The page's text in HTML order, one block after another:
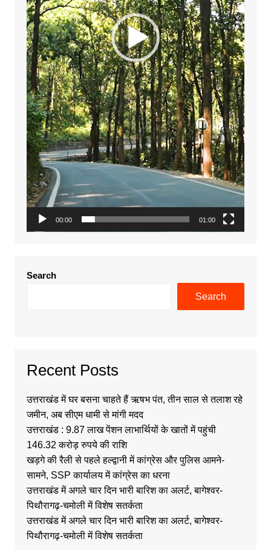
00:00 01:00
Search
Search
Recent Posts
उत्तराखंड में घर बसना चाहते हैं ऋषभ पंत, तीन साल से तलाश रहे
जमीन, अब सीएम धामी से मांगी मदद
उत्तराखंड : 9.87 लाख पेंशन लाभार्थियों के खातों में पहुंची
146.32 करोड़ रुपये की राशि
खड़गे की रैली से पहले हल्द्वानी में कांग्रेस और पुलिस आमने-
सामने, SSP कार्यालय में कांग्रेस का धरना
उत्तराखंड में अगले चार दिन भारी बारिश का अलर्ट, बागेश्वर-
पिथौरागढ़-चमोली में विशेष सतर्कता
उत्तराखंड में अगले चार दिन भारी बारिश का अलर्ट, बागेश्वर-
पिथौरागढ़-चमोली में विशेष सतर्कता